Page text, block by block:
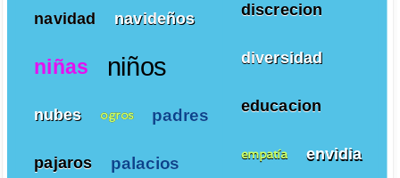
discrecion
diversidad
educacion
empatía envidia
navidad navideños
niñas niños
nubes ogros padres
pajaros palacios